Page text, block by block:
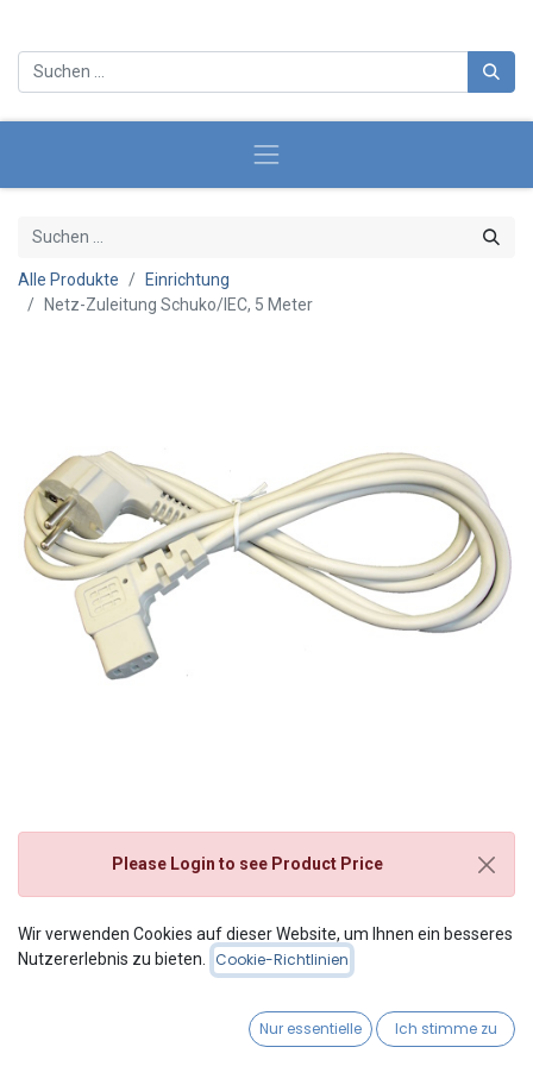
Alle Produkte
Einrichtung
Netz-Zuleitung Schuko/IEC, 5 Meter
Please Login to see Product Price
Netz-Zuleitung
Schuko/IEC, 5 Meter
Wir verwenden Cookies auf dieser Website, um Ihnen ein besseres
Nutzererlebnis zu bieten.
Cookie-Richtlinien
Nur essentielle Ich stimme zu